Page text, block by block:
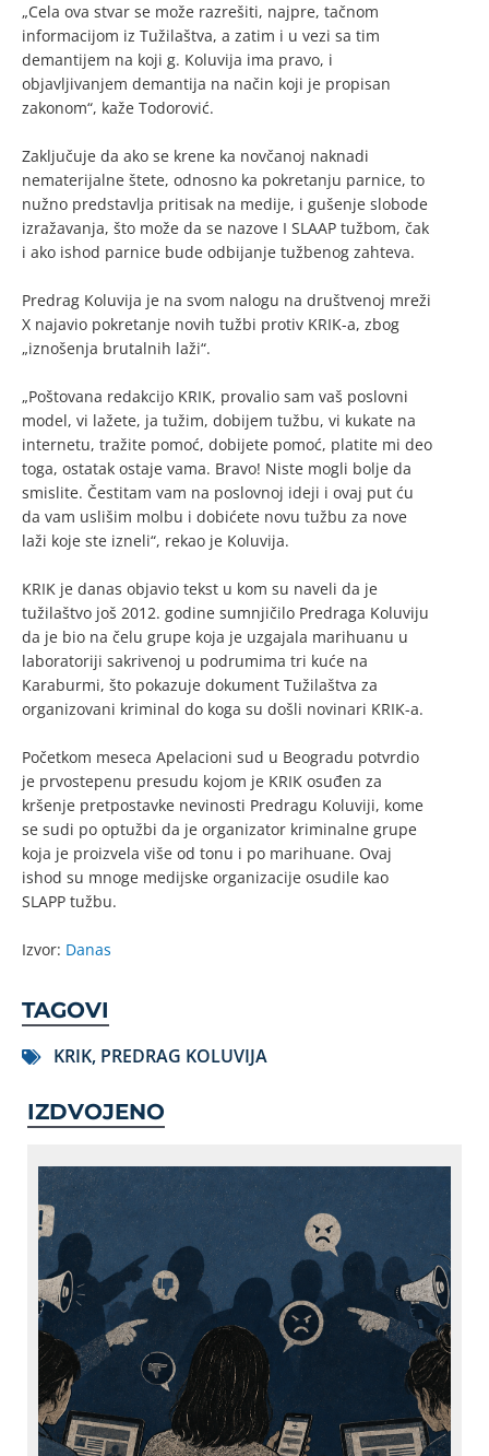
„Cela ova stvar se može razrešiti, najpre, tačnom
informacijom iz Tužilaštva, a zatim i u vezi sa tim
demantijem na koji g. Koluvija ima pravo, i
objavljivanjem demantija na način koji je propisan
zakonom“, kaže Todorović.
Zaključuje da ako se krene ka novčanoj naknadi
nematerijalne štete, odnosno ka pokretanju parnice, to
nužno predstavlja pritisak na medije, i gušenje slobode
izražavanja, što može da se nazove I SLAAP tužbom, čak
i ako ishod parnice bude odbijanje tužbenog zahteva.
Predrag Koluvija je na svom nalogu na društvenoj mreži
X najavio pokretanje novih tužbi protiv KRIK-a, zbog
„iznošenja brutalnih laži“.
„Poštovana redakcijo KRIK, provalio sam vaš poslovni
model, vi lažete, ja tužim, dobijem tužbu, vi kukate na
internetu, tražite pomoć, dobijete pomoć, platite mi deo
toga, ostatak ostaje vama. Bravo! Niste mogli bolje da
smislite. Čestitam vam na poslovnoj ideji i ovaj put ću
da vam uslišim molbu i dobićete novu tužbu za nove
laži koje ste izneli“, rekao je Koluvija.
KRIK je danas objavio tekst u kom su naveli da je
tužilaštvo još 2012. godine sumnjičilo Predraga Koluviju
da je bio na čelu grupe koja je uzgajala marihuanu u
laboratoriji sakrivenoj u podrumima tri kuće na
Karaburmi, što pokazuje dokument Tužilaštva za
organizovani kriminal do koga su došli novinari KRIK-a.
Početkom meseca Apelacioni sud u Beogradu potvrdio
je prvostepenu presudu kojom je KRIK osuđen za
kršenje pretpostavke nevinosti Predragu Koluviji, kome
se sudi po optužbi da je organizator kriminalne grupe
koja je proizvela više od tonu i po marihuane. Ovaj
ishod su mnoge medijske organizacije osudile kao
SLAPP tužbu.
Izvor: Danas
TAGOVI
KRIK, PREDRAG KOLUVIJA
IZDVOJENO